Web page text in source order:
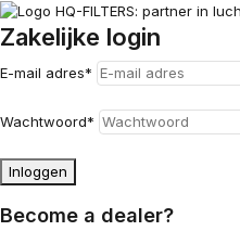
Zakelijke login
E-mail adres*
Wachtwoord*
Inloggen
Become a dealer?